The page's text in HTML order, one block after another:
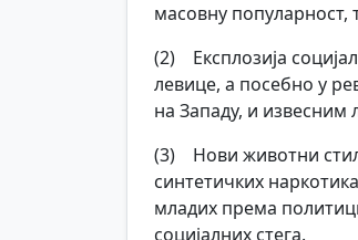
масовну популарност,
(2) Експлозија
левице, а посебно у
на Западу, и извесним
(3) Нови животни
синтетичких
младих према
социјалних стега.